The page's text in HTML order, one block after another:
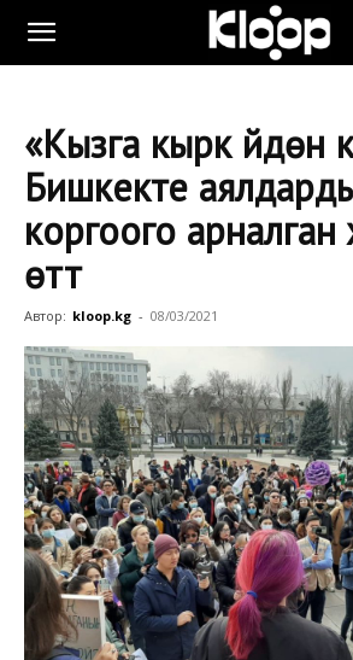
«Кызга кырк үйдөн
Бишкекте
коргоого арналган
өттү
Автор: kloop.kg - 08/03/2021